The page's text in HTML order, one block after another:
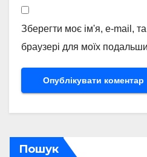
Зберегти моє ім'я, e-mail,
браузері для моїх
Пошук